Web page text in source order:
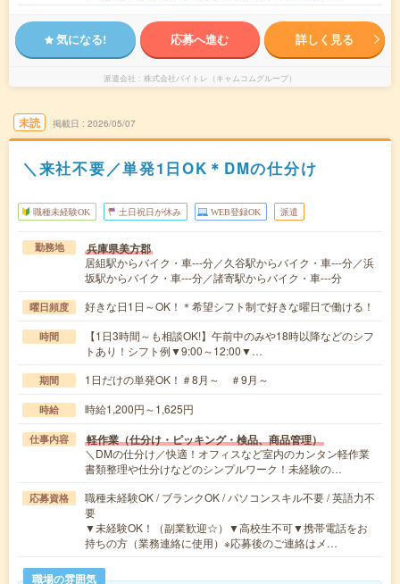
気になる! 応募へ進む 詳しく見る
派遣会社 株式会社バイトレ（キャムコムグループ）
未読 掲載日 2026/05/07
＼来社不要／単発1日OK＊DMの仕分け
職種未経験OK 土日祝日が休み WEB登録OK 派遣
勤務地 兵庫県美方郡
居組駅からバイク・車---分／久谷駅からバイク・車---分／浜
坂駅からバイク・車---分／諸寄駅からバイク・車---分
曜日頻度 好きな日1日～OK！＊希望シフト制で好きな曜日で働ける！
時間
【1日3時間～も相談OK!】午前中のみや18時以降などのシフ
トあり！シフト例▼9:00～12:00▼…
期間 1日だけの単発OK！＃8月～ ＃9月～
時給 時給1,200円～1,625円
仕事内容 軽作業（仕分け・ピッキング・検品、商品管理）
＼DMの仕分け／快適！オフィスなど室内のカンタン軽作業
書類整理や仕分けなどのシンプルワーク！未経験の…
応募資格
職種未経験OK / ブランクOK / パソコンスキル不要 / 英語力不
要
▼未経験OK！（副業歓迎☆）▼高校生不可▼携帯電話をお
持ちの方（業務連絡に使用）※応募後のご連絡はメ…
職場の雰囲気